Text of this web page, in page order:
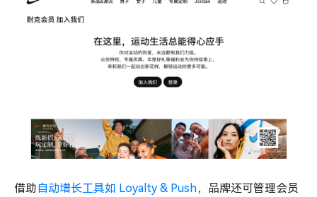
借助自动增长工具如 Loyalty & Push，品牌还可管理会员